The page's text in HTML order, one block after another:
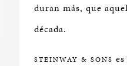
duran más, que
década.
STEINWAY & SONS